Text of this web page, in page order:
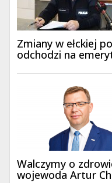
Zmiany w ełckiej
odchodzi na
Walczymy o
wojewoda Artur